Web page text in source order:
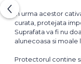
In urma acestor
curata, protejata
Suprafata va fi nu
alunecoasa si moale
Protectorul contine